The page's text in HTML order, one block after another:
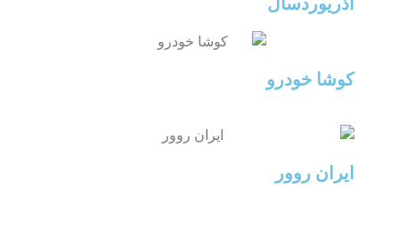
کوشا خودرو
ایران روور